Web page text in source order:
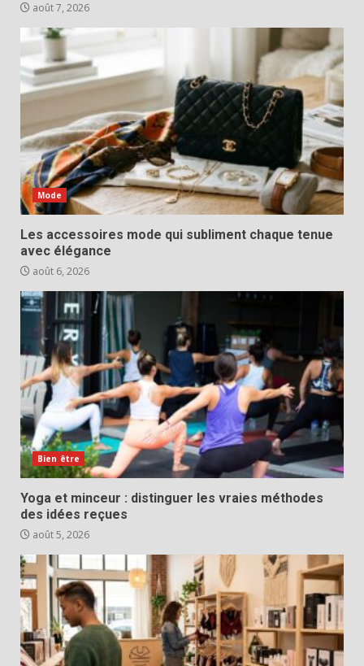
août 7, 2026
Mode
Les accessoires mode qui subliment chaque tenue
avec élégance
août 6, 2026
Bien être
Yoga et minceur : distinguer les vraies méthodes
des idées reçues
août 5, 2026